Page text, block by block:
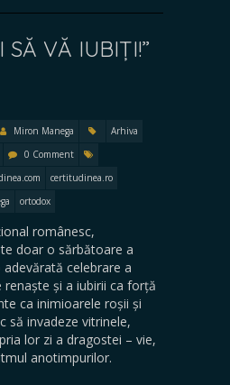
SĂ VĂ IUBIȚI!”
Miron Manega
Arhiva
0 Comment
certitudinea.ro
ortodox
românesc,
doar o sărbătoare a
celebrare a
renaște și a iubirii ca forță
ca inimioarele roșii și
să invadeze vitrinele,
lor zi a dragostei – vie,
anotimpurilor.